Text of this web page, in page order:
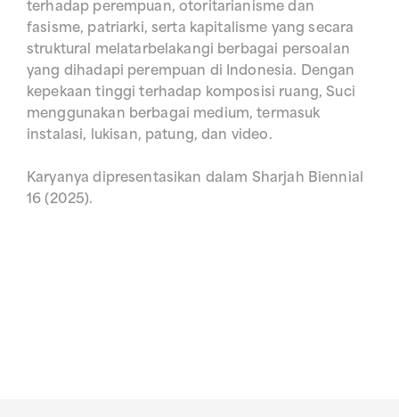
terhadap perempuan, otoritarianisme dan
fasisme, patriarki, serta kapitalisme yang secara
struktural melatarbelakangi berbagai persoalan
yang dihadapi perempuan di Indonesia. Dengan
kepekaan tinggi terhadap komposisi ruang, Suci
menggunakan berbagai medium, termasuk
instalasi, lukisan, patung, dan video.
Karyanya dipresentasikan dalam Sharjah Biennial
16 (2025).